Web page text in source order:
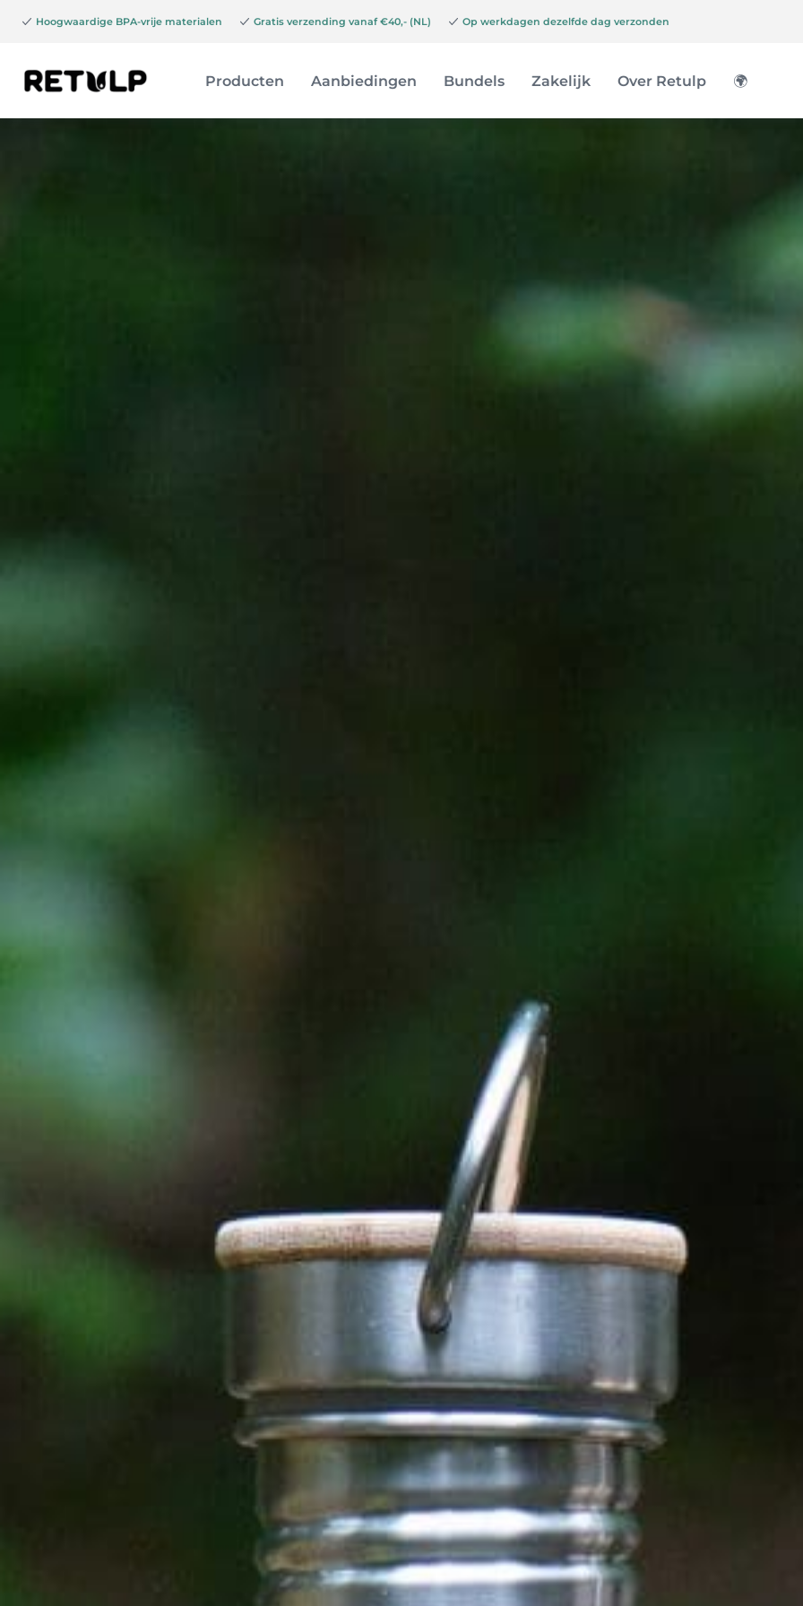
Hoogwaardige BPA-vrije materialen Gratis verzending vanaf €40,- (NL) Op werkdagen dezelfde dag verzonden
Producten Aanbiedingen Bundels Zakelijk Over Retulp 🌍